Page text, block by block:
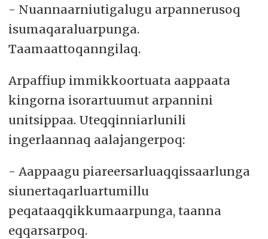
- Nuannaarniutigalugu arpannerusoq
isumaqaraluarpunga.
Taamaattoqanngilaq.
Arpaffiup immikkoortuata aappaata
kingorna isorartuumut arpannini
unitsippaa. Uteqqinniarlunili
ingerlaannaq aalajangerpoq:
- Aappaagu piareersarluaqqissaarlunga
siunertaqarluartumillu
peqataaqqikkumaarpunga, taanna
eqqarsarpoq.